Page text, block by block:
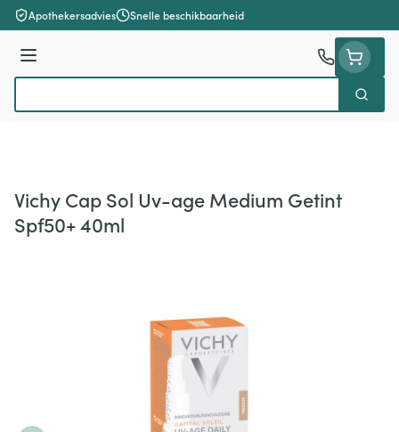
Ga naar de inhoud
Apothekersadvies Snelle beschikbaarheid
Menu
Zoek
Vichy Cap Sol Uv-age Medium Getint
Spf50+ 40ml